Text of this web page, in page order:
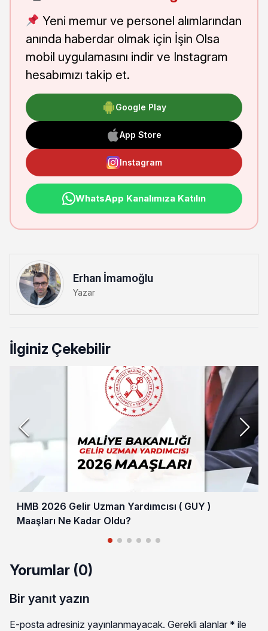
Yeni memur ve personel alımlarından
anında haberdar olmak için İşin Olsa
mobil uygulamasını indir ve Instagram
hesabımızı takip et.
Google Play
App Store
Instagram
WhatsApp Kanalımıza Katılın
Erhan İmamoğlu
Yazar
İlginiz Çekebilir
HMB 2026 Gelir Uzman Yardımcısı ( GUY )
Maaşları Ne Kadar Oldu?
Yorumlar (0)
Bir yanıt yazın
E-posta adresiniz yayınlanmayacak. Gerekli alanlar * ile